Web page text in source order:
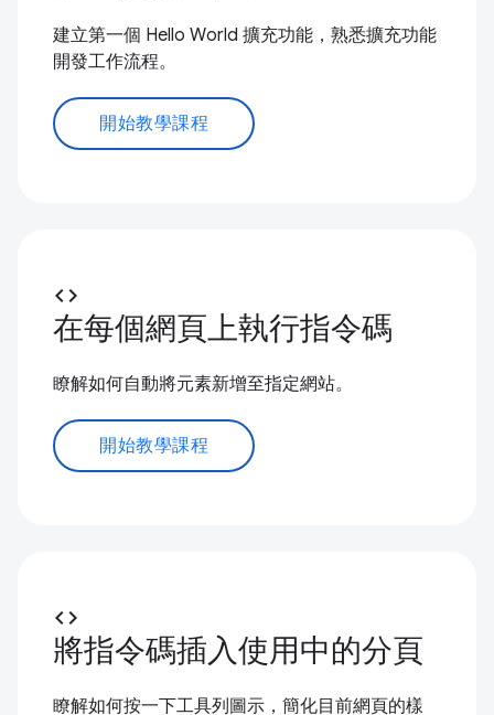
建立第一個 Hello World 擴充功能，熟悉擴充功能
開發工作流程。
開始教學課程
code
在每個網頁上執行指令碼
瞭解如何自動將元素新增至指定網站。
開始教學課程
code
將指令碼插入使用中的分頁
瞭解如何按一下工具列圖示，簡化目前網頁的樣